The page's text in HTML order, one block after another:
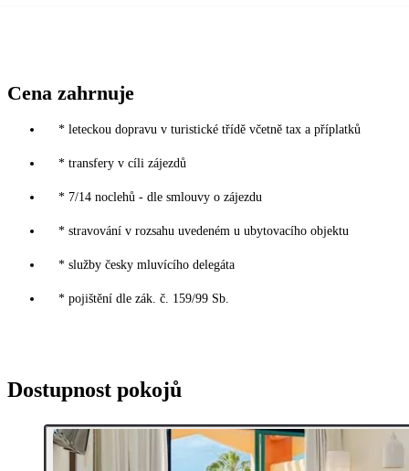
Cena zahrnuje
* leteckou dopravu v turistické třídě včetně tax a příplatků
* transfery v cíli zájezdů
* 7/14 noclehů - dle smlouvy o zájezdu
* stravování v rozsahu uvedeném u ubytovacího objektu
* služby česky mluvícího delegáta
* pojištění dle zák. č. 159/99 Sb.
Dostupnost pokojů